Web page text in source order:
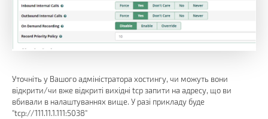
Уточніть у Вашого адміністратора хостингу, чи можуть вони
відкрити/чи вже відкриті вихідні tcp запити на адресу, що ви
вбивали в налаштуваннях вище. У разі прикладу буде
"tcp://111.11.1.111:5038"